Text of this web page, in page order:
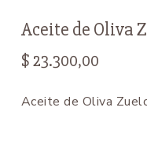
Aceite de Oliva
$23.300,00
Aceite de Oliva